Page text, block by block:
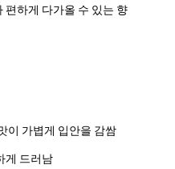
편하게 다가올 수 있는 향
이 가볍게 입안을 감쌈
게 드러남